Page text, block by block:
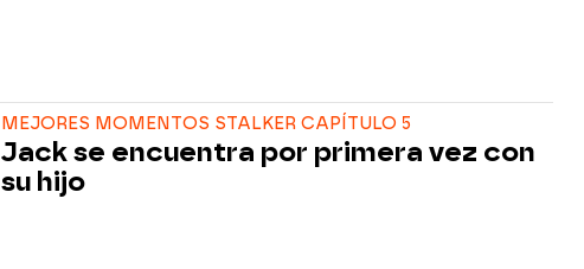
MEJORES MOMENTOS STALKER CAPÍTULO 5
Jack se encuentra por primera vez con
su hijo